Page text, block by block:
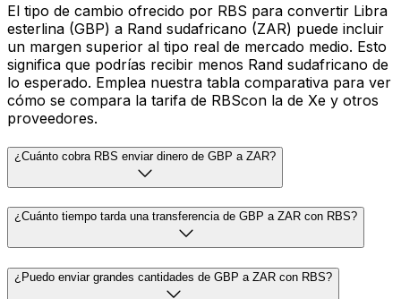
El tipo de cambio ofrecido por RBS para convertir Libra
esterlina (GBP) a Rand sudafricano (ZAR) puede incluir
un margen superior al tipo real de mercado medio. Esto
significa que podrías recibir menos Rand sudafricano de
lo esperado. Emplea nuestra tabla comparativa para ver
cómo se compara la tarifa de RBScon la de Xe y otros
proveedores.
¿Cuánto cobra RBS enviar dinero de GBP a ZAR?
¿Cuánto tiempo tarda una transferencia de GBP a ZAR con RBS?
¿Puedo enviar grandes cantidades de GBP a ZAR con RBS?